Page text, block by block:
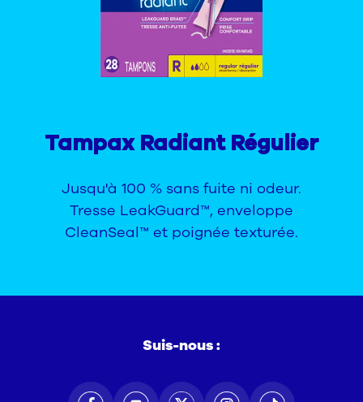
Tampax Radiant Régulier
Jusqu'à 100 % sans fuite ni odeur.
Tresse LeakGuard™, enveloppe
CleanSeal™ et poignée texturée.
Suis-nous :